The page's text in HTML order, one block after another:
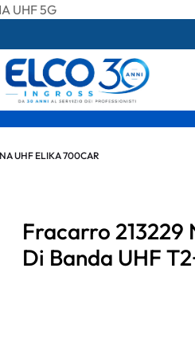
UHF 5G
UHF ELIKA 700CAR
Fracarro
Di Banda UHF